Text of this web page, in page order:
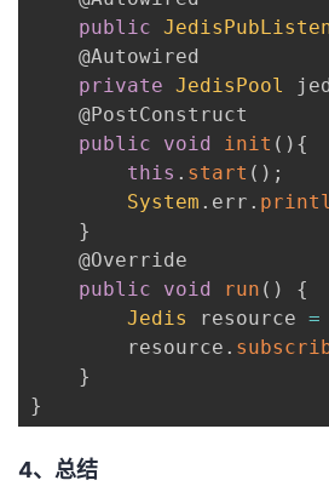
public
@Autowired
private JedisPool
@PostConstruct
public
void init ( ) {
this . start ( ) ;
System . err .
}
@Override
public
void run ( )
{
Jedis
resource =
        resource
.
}
}
4、总结